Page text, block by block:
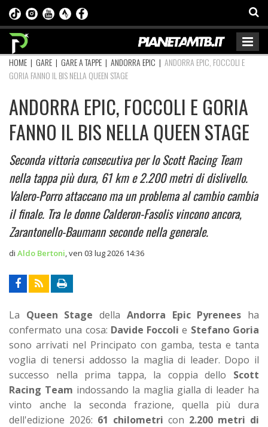
HOME | GARE | GARE A TAPPE | ANDORRA EPIC | ANDORRA EPIC, FOCCOLI E
GORIA FANNO IL BIS NELLA QUEEN STAGE
ANDORRA EPIC, FOCCOLI E GORIA
FANNO IL BIS NELLA QUEEN STAGE
Seconda vittoria consecutiva per lo Scott Racing Team
nella tappa più dura, 61 km e 2.200 metri di dislivello.
Valero-Porro attaccano ma un problema al cambio cambia
il finale. Tra le donne Calderon-Fasolis vincono ancora,
Zarantonello-Baumann seconde nella generale.
di Aldo Bertoni ven 03 lug 2026 14:36
La Queen Stage della Andorra Epic Pyrenees ha
confermato una cosa: Davide Foccoli e Stefano Goria
sono arrivati nel Principato con gamba, testa e tanta
voglia di tenersi addosso la maglia di leader. Dopo il
successo nella prima tappa, la coppia dello Scott
Racing Team indossando la maglia gialla di leader ha
vinto anche la seconda frazione, quella più dura
dell'edizione 2026: 61 chilometri con 2.200 metri di